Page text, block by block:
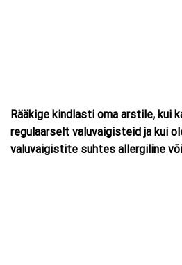
Rääkige kindlasti oma arstile, kui
regulaarselt valuvaigisteid ja kui
valuvaigistite suhtes allergiline